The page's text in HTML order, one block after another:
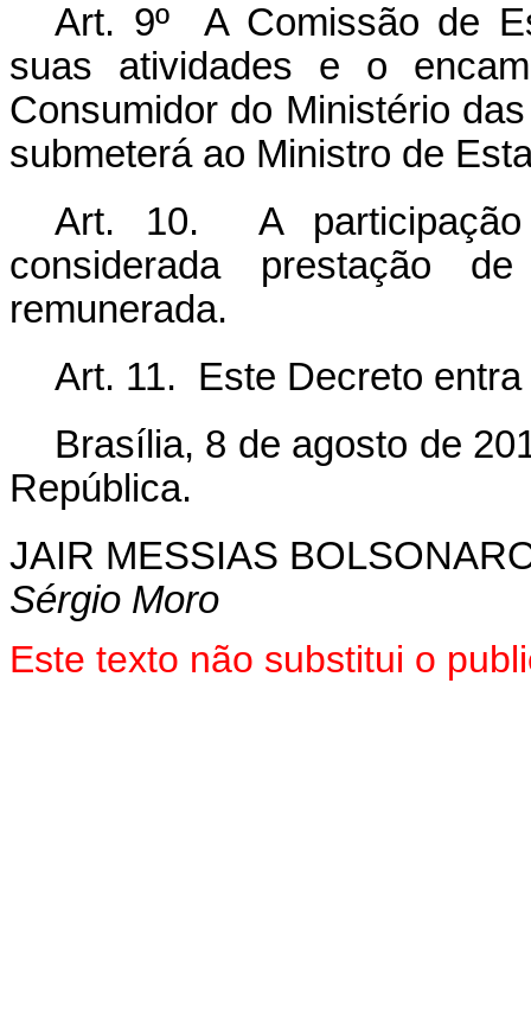
Art. 9º A Comissão de
suas atividades e o
Consumidor do Ministério
submeterá ao Ministro de
Art. 10. A
considerada prestação
remunerada.
Art. 11. Este Decreto
Brasília, 8 de agosto de
República.
JAIR MESSIAS
Sérgio Moro
Este texto não substitui o